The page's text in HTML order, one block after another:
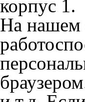
согласие
+7 (351)